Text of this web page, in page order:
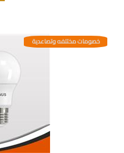
خصومات مختلفه وتصاعدية